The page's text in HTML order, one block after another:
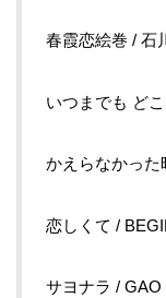
春霞恋絵巻 / 石
いつまでも ど
かえらなかった
恋しくて /
サヨナラ / GAO